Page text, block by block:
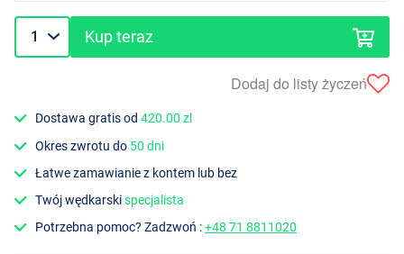
Kup teraz
Dodaj do listy życzeń
Dostawa gratis od420.00 zl
Okres zwrotu do 50 dni
Łatwe zamawianie z kontem lub bez
Twój wędkarskispecjalista
Potrzebna pomoc? Zadzwoń :+48 71 8811020